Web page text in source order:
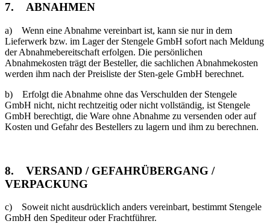
7. ABNAHMEN
a) Wenn eine Abnahme vereinbart ist, kann sie nur in dem
Lieferwerk bzw. im Lager der Stengele GmbH sofort nach Meldung
der Abnahmebereitschaft erfolgen. Die persönlichen
Abnahmekosten trägt der Besteller, die sachlichen Abnahmekosten
werden ihm nach der Preisliste der Sten-gele GmbH berechnet.
b) Erfolgt die Abnahme ohne das Verschulden der Stengele
GmbH nicht, nicht rechtzeitig oder nicht vollständig, ist Stengele
GmbH berechtigt, die Ware ohne Abnahme zu versenden oder auf
Kosten und Gefahr des Bestellers zu lagern und ihm zu berechnen.
8. VERSAND / GEFAHRÜBERGANG /
VERPACKUNG
c) Soweit nicht ausdrücklich anders vereinbart, bestimmt Stengele
GmbH den Spediteur oder Frachtführer.